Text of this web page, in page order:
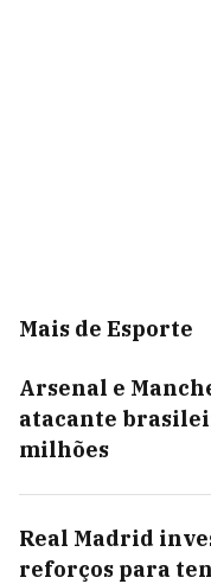
Mais de Esporte
Arsenal e
atacante
milhões
Real Madrid
reforços para